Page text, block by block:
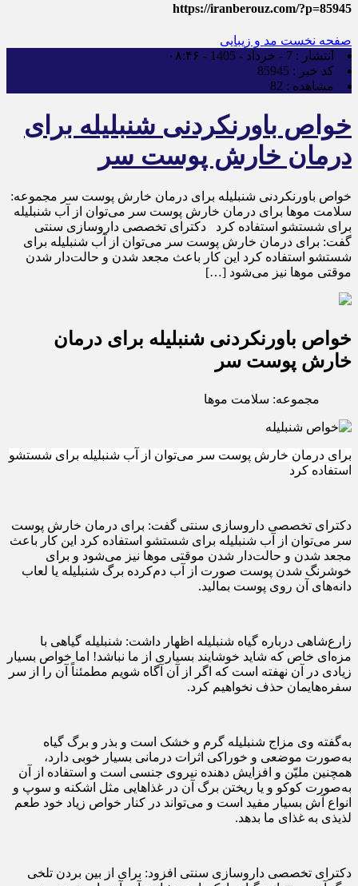
https://iranberouz.com/?p=85945
صفحه نخست مد و زیبایی
انتشار : 7 - خرداد - 1405 - ۰۸:۴۶
کد خبر : 85945
مشاهده : 82
خواص باورنکردنی شنبلیله برای
درمان خارش پوست سر
خواص باورنکردنی شنبلیله برای درمان خارش پوست سر مجموعه:
سلامت موها برای درمان خارش پوست سر می‌توان از آب شنبلیله
برای شستشو استفاده کرد‎ دکترای تخصصی داروسازی سنتی
گفت: برای درمان خارش پوست سر می‌توان از آب شنبلیله برای
شستشو استفاده کرد این کار باعث مجعد شدن و حالت‌دار شدن
موقتی موها نیز می‌شود […]
خواص باورنکردنی شنبلیله برای درمان
خارش پوست سر
مجموعه: سلامت موها
برای درمان خارش پوست سر می‌توان از آب شنبلیله برای شستشو
استفاده کرد‎
دکترای تخصصی داروسازی سنتی گفت: برای درمان خارش پوست
سر می‌توان از آب شنبلیله برای شستشو استفاده کرد این کار باعث
مجعد شدن و حالت‌دار شدن موقتی موها نیز می‌شود و برای
خوشرنگ شدن پوست صورت از آب دم‌کرده برگ شنبلیله یا لعاب
دانه‌های آن روی پوست بمالید.
زارع‌شاهی درباره گیاه شنبلیله اظهار داشت: شنبلیله گیاهی با
مزه‌ای خاص که شاید خوشایند بسیاری از ما نباشد! اما خواص بسیار
زیادی در آن نهفته است که اگر از آن آگاه شویم مطمئناً آن را از سر
سفره‌هایمان حذف نخواهیم کرد.
به‌گفته وی مزاج شنبلیله گرم و خشک است و بذر و برگ گیاه
به‌صورت موضعی و خوراکی اثرات درمانی بسیار خوبی دارد،
همچنین ملیّن و افزایش دهنده نیروى جنسى است و استفاده از آن
به‌صورت کوکو و یا ریختن برگ آن در غذاهایی مثل اشکنه و سوپ و
انواع آش بسیار مفید است و می‌تواند در کنار خواص زیاد خود طعم
لذیذی به غذای ما بدهد.
دکترای تخصصی داروسازی سنتی افزود: برای از بین بردن تلخی